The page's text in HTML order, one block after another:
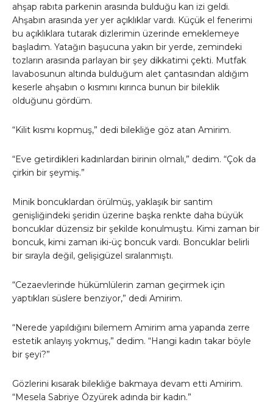
ahşap rabıta parkenin arasında bulduğu kan izi geldi.
Ahşabın arasında yer yer açıklıklar vardı. Küçük el fenerimi
bu açıklıklara tutarak dizlerimin üzerinde emeklemeye
başladım. Yatağın başucuna yakın bir yerde, zemindeki
tozların arasında parlayan bir şey dikkatimi çekti. Mutfak
lavabosunun altında bulduğum alet çantasından aldığım
keserle ahşabın o kısmını kırınca bunun bir bileklik
olduğunu gördüm.
“Kilit kısmı kopmuş,” dedi bilekliğe göz atan Amirim.
“Eve getirdikleri kadınlardan birinin olmalı,” dedim. “Çok da
çirkin bir şeymiş.”
Minik boncuklardan örülmüş, yaklaşık bir santim
genişliğindeki şeridin üzerine başka renkte daha büyük
boncuklar düzensiz bir şekilde konulmuştu. Kimi zaman bir
boncuk, kimi zaman iki-üç boncuk vardı. Boncuklar belirli
bir sırayla değil, gelişigüzel sıralanmıştı.
“Cezaevlerinde hükümlülerin zaman geçirmek için
yaptıkları süslere benziyor,” dedi Amirim.
“Nerede yapıldığını bilemem Amirim ama yapanda zerre
estetik anlayış yokmuş,” dedim. “Hangi kadın takar böyle
bir şeyi?”
Gözlerini kısarak bilekliğe bakmaya devam etti Amirim.
“Mesela Sabriye Özyürek adında bir kadın.”